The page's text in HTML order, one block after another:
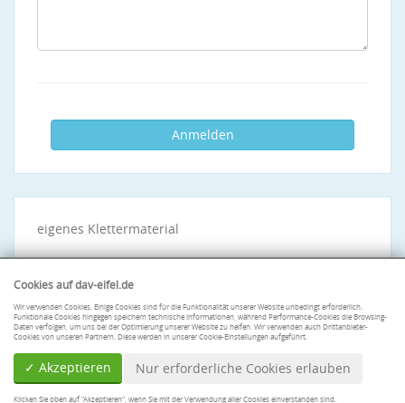
eigenes Klettermaterial
Cookies auf dav-eifel.de
Wir verwenden Cookies. Einige Cookies sind für die Funktionalität unserer Website unbedingt erforderlich.
Funktionale Cookies hingegen speichern technische Informationen, während Performance-Cookies die Browsing-
Daten verfolgen, um uns bei der Optimierung unserer Website zu helfen. Wir verwenden auch Drittanbieter-
Cookies von unseren Partnern. Diese werden in unserer Cookie-Einstellungen aufgeführt.
✓ Akzeptieren Nur erforderliche Cookies erlauben
Klicken Sie oben auf "Akzeptieren", wenn Sie mit der Verwendung aller Cookies einverstanden sind.